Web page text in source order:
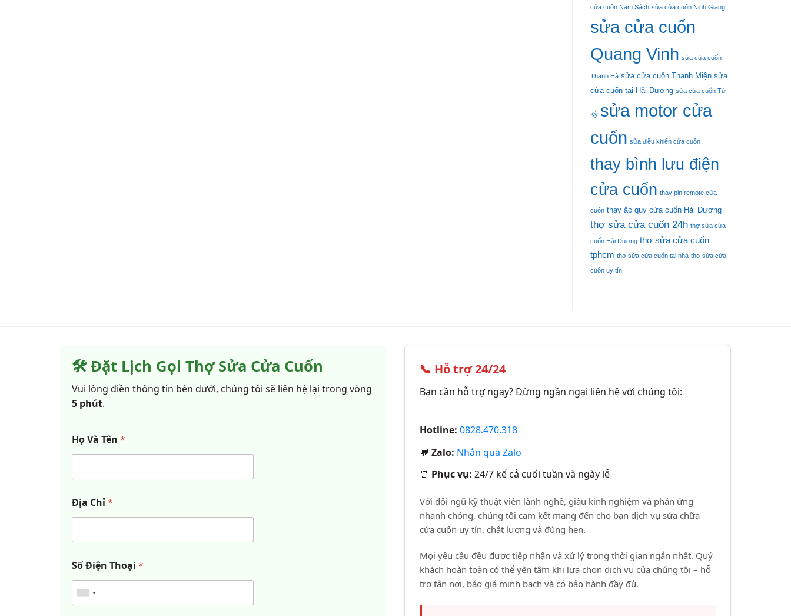
cửa cuốn Nam Sách sửa cửa cuốn Ninh Giang
sửa cửa cuốn
Quang Vinh sửa cửa cuốn
Thanh Hà sửa cửa cuốn Thanh Miện sửa
cửa cuốn tại Hải Dương sửa cửa cuốn Tứ
Kỳ sửa motor cửa
cuốn sửa điều khiển cửa cuốn
thay bình lưu điện
cửa cuốn thay pin remote cửa
cuốn thay ắc quy cửa cuốn Hải Dương
thợ sửa cửa cuốn 24h thợ sửa cửa
cuốn Hải Dương thợ sửa cửa cuốn
tphcm thợ sửa cửa cuốn tại nhà thợ sửa cửa
cuốn uy tín
🛠️ Đặt Lịch Gọi Thợ Sửa Cửa Cuốn
Vui lòng điền thông tin bên dưới, chúng tôi sẽ liên hệ lại trong vòng
5 phút.
Họ Và Tên *
Địa Chỉ*
Số Điện Thoại *
📞 Hỗ trợ 24/24
Bạn cần hỗ trợ ngay? Đừng ngần ngại liên hệ với chúng tôi:
Hotline: 0828.470.318
💬 Zalo: Nhắn qua Zalo
⏰ Phục vụ: 24/7 kể cả cuối tuần và ngày lễ
Với đội ngũ kỹ thuật viên lành nghề, giàu kinh nghiệm và phản ứng
nhanh chóng, chúng tôi cam kết mang đến cho bạn dịch vụ sửa chữa
cửa cuốn uy tín, chất lượng và đúng hẹn.
Mọi yêu cầu đều được tiếp nhận và xử lý trong thời gian ngắn nhất. Quý
khách hoàn toàn có thể yên tâm khi lựa chọn dịch vụ của chúng tôi – hỗ
trợ tận nơi, báo giá minh bạch và có bảo hành đầy đủ.